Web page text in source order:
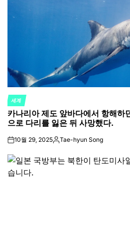
POSTED
IN
세계
카나리아 제도 앞바다에서 항해하
으로 다리를 잃은 뒤 사망했다.
on10월 29, 2025Posted
Tae-hyun Song